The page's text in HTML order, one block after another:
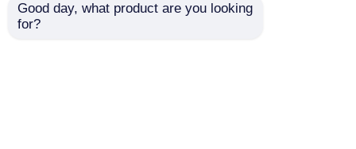
Good day, what product are you looking
for?